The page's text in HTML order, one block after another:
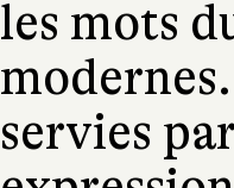
les mots
servies